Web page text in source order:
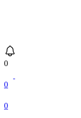
0
0
0